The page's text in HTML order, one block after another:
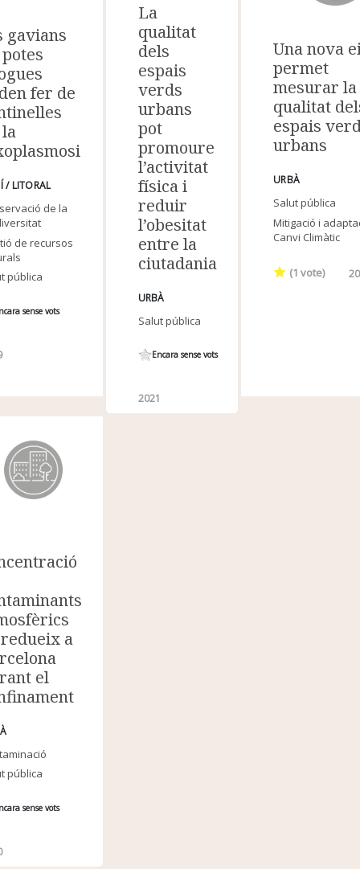
gavians
fer de
/ LITORAL
de la
de recursos
pública
sense vots
La
qualitat
dels
espais
verds
urbans
pot
promoure
l’activitat
física i
reduir
l’obesitat
entre la
ciutadania
URBÀ
Salut pública
Encara sense vots
2021
Una nova
permet
mesurar la
qualitat
espais
urbans
URBÀ
Salut pública
Mitigació i
Canvi Climàtic
(1 vote)
a
el
pública
sense vots